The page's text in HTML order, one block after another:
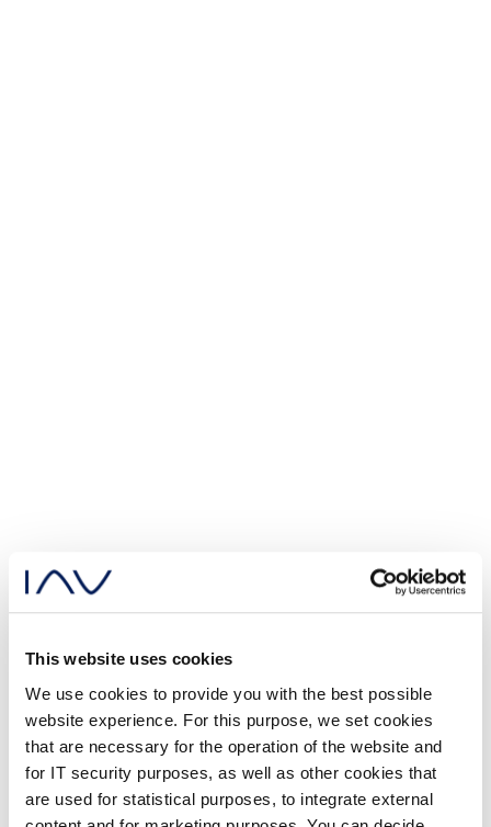
This website uses cookies
We use cookies to provide you with the best possible
website experience. For this purpose, we set cookies
that are necessary for the operation of the website and
for IT security purposes, as well as other cookies that
are used for statistical purposes, to integrate external